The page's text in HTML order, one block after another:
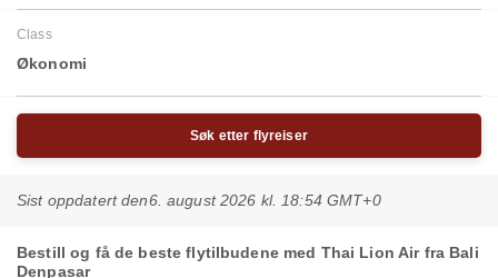
Class
Økonomi
Søk etter flyreiser
Sist oppdatert den6. august 2026 kl. 18:54 GMT+0
Bestill og få de beste flytilbudene med Thai Lion Air fra Bali
Denpasar